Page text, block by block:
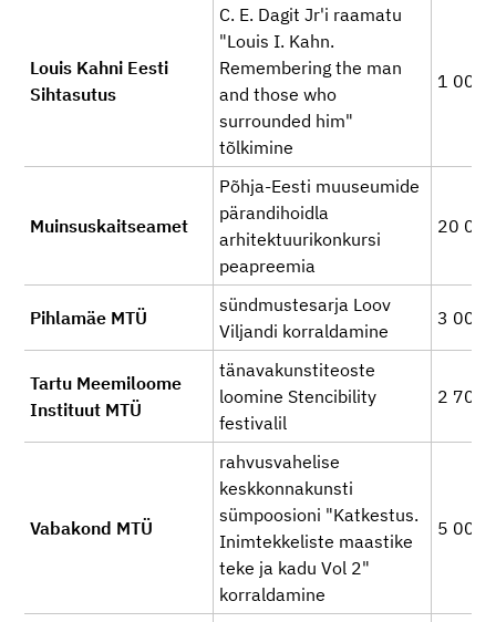
Louis Kahni Eesti
Sihtasutus
C. E. Dagit Jr'i raamatu
"Louis I. Kahn.
Remembering the man
and those who
surrounded him"
tõlkimine
1 000
Muinsuskaitseamet
Põhja-Eesti muuseumide
pärandihoidla
arhitektuurikonkursi
peapreemia
20 000
Pihlamäe MTÜ
sündmustesarja Loov
Viljandi korraldamine
3 000
Tartu Meemiloome
Instituut MTÜ
tänavakunstiteoste
loomine Stencibility
festivalil
2 700
Vabakond MTÜ
rahvusvahelise
keskkonnakunsti
sümpoosioni "Katkestus.
Inimtekkeliste maastike
teke ja kadu Vol 2"
korraldamine
5 000